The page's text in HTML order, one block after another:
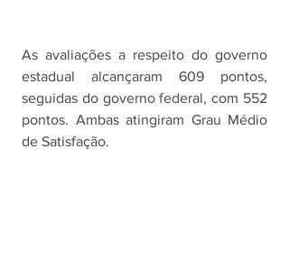
As avaliações a respeito do governo
estadual alcançaram 609 pontos,
seguidas do governo federal, com 552
pontos. Ambas atingiram Grau Médio
de Satisfação.